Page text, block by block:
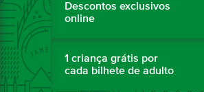
Descontos exclusivos
online
1 criança grátis por
cada bilhete de adulto